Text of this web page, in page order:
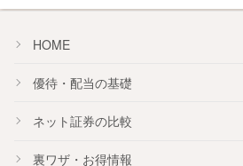
HOME
優待・配当の基礎
ネット証券の比較
裏ワザ・お得情報